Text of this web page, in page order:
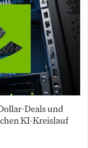
Deals und
KI-Kreislauf